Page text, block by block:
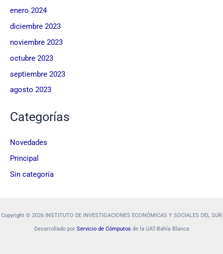
enero 2024
diciembre 2023
noviembre 2023
octubre 2023
septiembre 2023
agosto 2023
Categorías
Novedades
Principal
Sin categoría
Copyright © 2026 INSTITUTO DE INVESTIGACIONES ECONÓMICAS Y SOCIALES DEL SUR
Desarrollado por Servicio de Cómputos de la UAT-Bahía Blanca